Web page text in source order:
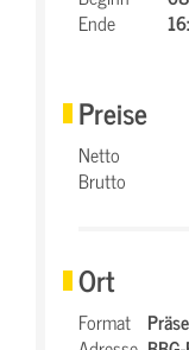
Ende
Preise
Netto
Brutto
Ort
Format